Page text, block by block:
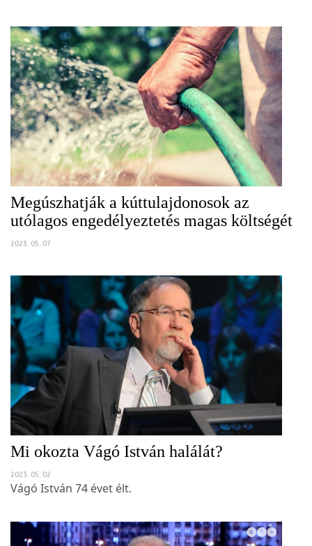
Megúszhatják a kúttulajdonosok az
utólagos engedélyeztetés magas költségét
2023. 05. 07
Mi okozta Vágó István halálát?
2023. 05. 02
Vágó István 74 évet élt.